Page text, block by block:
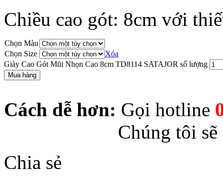
Chiều cao gót: 8cm với
Chọn Màu
Chọn Size
Xóa
Giày Cao Gót Mũi Nhọn Cao 8cm TD8114 SATAJOR số lượng
Mua hàng
Cách dễ hơn: Gọi hotline
Chúng tôi
Chia sẻ